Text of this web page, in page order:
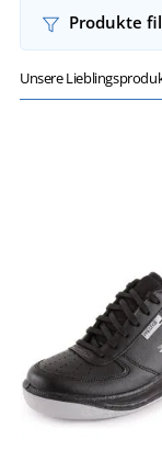
Produkte
Unsere